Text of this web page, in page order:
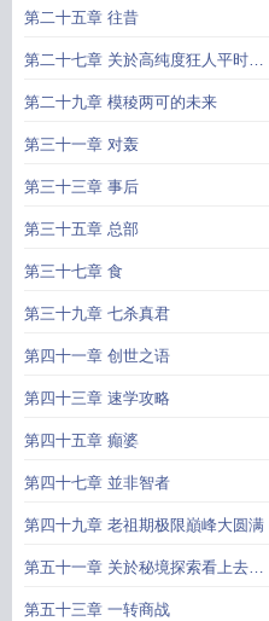
第二十五章 往昔
第二十七章 关於高纯度狂人平时看
上去像阴暗的幕后黑手这件事
第二十九章 模稜两可的未来
第三十一章 对轰
第三十三章 事后
第三十五章 总部
第三十七章 食
第三十九章 七杀真君
第四十一章 创世之语
第四十三章 速学攻略
第四十五章 癲婆
第四十七章 並非智者
第四十九章 老祖期极限巔峰大圆满
第五十一章 关於秘境探索看上去像
是要殖民异世界这件事
第五十三章 一转商战